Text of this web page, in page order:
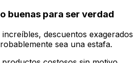
buenas para ser verdad
descuentos exagerados
sea una estafa.